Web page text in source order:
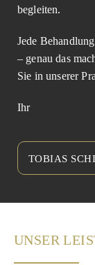
begleiten.
Jede
– genau das
Sie in unserer
Ihr
TOBIAS
UNSER